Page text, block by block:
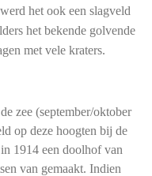
het ook een slagveld
het bekende golvende
met vele kraters.
zee (september/oktober
op deze hoogten bij de
1914 een doolhof van
van gemaakt. Indien